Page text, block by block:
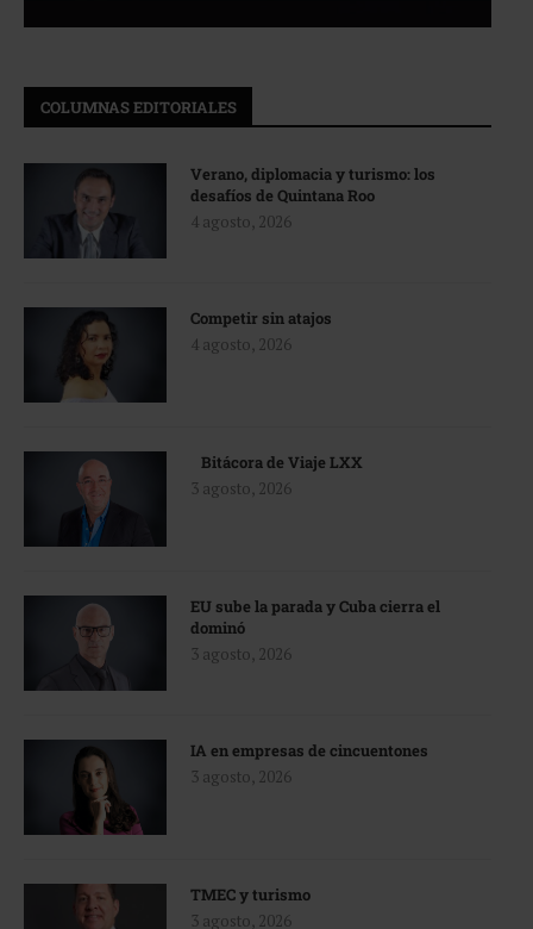
COLUMNAS EDITORIALES
Verano, diplomacia y turismo: los
desafíos de Quintana Roo
4 agosto, 2026
Competir sin atajos
4 agosto, 2026
Bitácora de Viaje LXX
3 agosto, 2026
EU sube la parada y Cuba cierra el
dominó
3 agosto, 2026
IA en empresas de cincuentones
3 agosto, 2026
TMEC y turismo
3 agosto, 2026